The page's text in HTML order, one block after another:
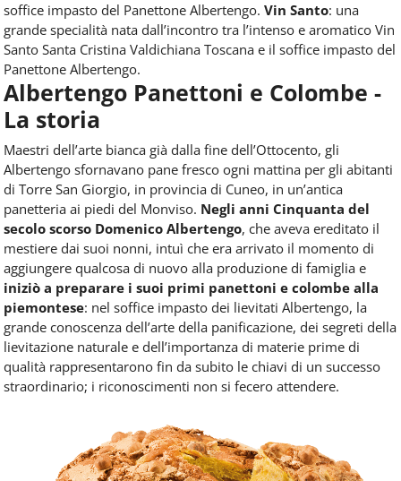
soffice impasto del Panettone Albertengo. Vin Santo: una
grande specialità nata dall’incontro tra l’intenso e aromatico Vin
Santo Santa Cristina Valdichiana Toscana e il soffice impasto del
Panettone Albertengo.
Albertengo Panettoni e Colombe -
La storia
Maestri dell’arte bianca già dalla fine dell’Ottocento, gli
Albertengo sfornavano pane fresco ogni mattina per gli abitanti
di Torre San Giorgio, in provincia di Cuneo, in un’antica
panetteria ai piedi del Monviso. Negli anni Cinquanta del
secolo scorso Domenico Albertengo, che aveva ereditato il
mestiere dai suoi nonni, intuì che era arrivato il momento di
aggiungere qualcosa di nuovo alla produzione di famiglia e
iniziò a preparare i suoi primi panettoni e colombe alla
piemontese: nel soffice impasto dei lievitati Albertengo, la
grande conoscenza dell’arte della panificazione, dei segreti della
lievitazione naturale e dell’importanza di materie prime di
qualità rappresentarono fin da subito le chiavi di un successo
straordinario; i riconoscimenti non si fecero attendere.